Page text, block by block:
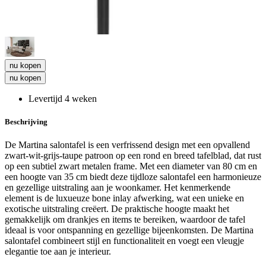
nu kopen
nu kopen
Levertijd 4 weken
Beschrijving
De Martina salontafel is een verfrissend design met een opvallend
zwart-wit-grijs-taupe patroon op een rond en breed tafelblad, dat rust
op een subtiel zwart metalen frame. Met een diameter van 80 cm en
een hoogte van 35 cm biedt deze tijdloze salontafel een harmonieuze
en gezellige uitstraling aan je woonkamer. Het kenmerkende
element is de luxueuze bone inlay afwerking, wat een unieke en
exotische uitstraling creëert. De praktische hoogte maakt het
gemakkelijk om drankjes en items te bereiken, waardoor de tafel
ideaal is voor ontspanning en gezellige bijeenkomsten. De Martina
salontafel combineert stijl en functionaliteit en voegt een vleugje
elegantie toe aan je interieur.